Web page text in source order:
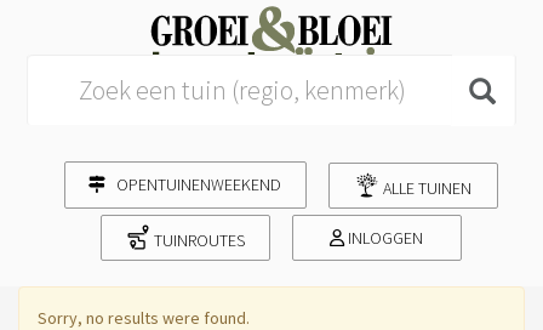
OPENTUINENWEEKEND ALLE TUINEN
TUINROUTES INLOGGEN
Sorry, no results were found.